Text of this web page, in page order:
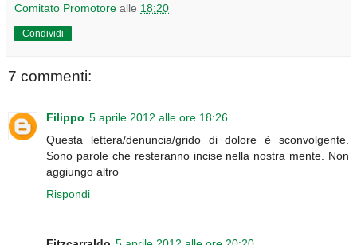
Comitato Promotore alle 18:20
Condividi
7 commenti:
Filippo 5 aprile 2012 alle ore 18:26
Questa lettera/denuncia/grido di dolore è sconvolgente.
Sono parole che resteranno incise nella nostra mente. Non
aggiungo altro
Rispondi